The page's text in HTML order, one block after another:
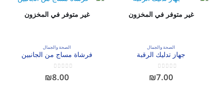
غير متوفر في المخزون
الصحة والجمال
جهاز تدليك الرقبة
out of 5
₪7.00
غير متوفر في المخزون
الصحة والجمال
فرشاة مساج من الجانبين
out of 5
₪8.00